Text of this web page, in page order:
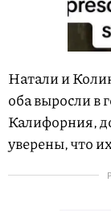
Натали и
оба выросли в
Калифорния,
уверены, что